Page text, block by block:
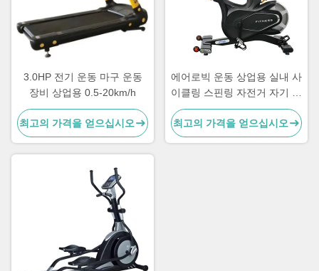
3.0HP 전기 운동 마구 운동
장비 상업용 0.5-20km/h
최고의 가격을 얻으십시오
에어로빅 운동 상업용 실내 사
이클링 스핀링 자전거 자기 저
항
최고의 가격을 얻으십시오